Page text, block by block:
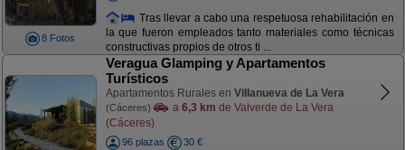
8 Fotos
Tras llevar a cabo una respetuosa rehabilitación en
la que fueron empleados tanto materiales como técnicas
constructivas propios de otros ti ...
Veragua Glamping y Apartamentos
Turísticos
Apartamentos Rurales en Villanueva de La Vera
(Cáceres) a 6,3 km de Valverde de La Vera
(Cáceres)
96 plazas
30 €